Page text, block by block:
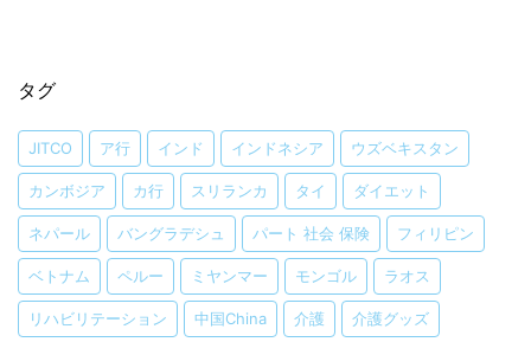
タグ
JITCO ア行 インド インドネシア ウズベキスタン
カンボジア カ行 スリランカ タイ ダイエット
ネパール バングラデシュ パート 社会 保険 フィリピン
ベトナム ペルー ミヤンマー モンゴル ラオス
リハビリテーション 中国China 介護 介護グッズ